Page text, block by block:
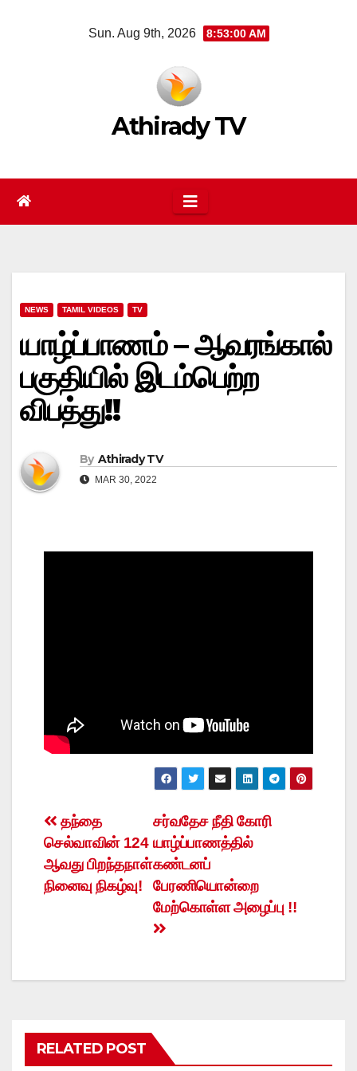
Sun. Aug 9th, 2026 8:53:01 AM
Athirady TV
NEWS TAMIL VIDEOS TV
யாழ்ப்பாணம் – ஆவரங்கால்
பகுதியில் இடம்பெற்ற
விபத்து!!
By Athirady TV
MAR 30, 2022
Post
navigation
சர்வதேச நீதி கோரி
யாழ்ப்பாணத்தில்
கண்டனப்
பேரணியொன்றை
மேற்கொள்ள அழைப்பு !!
தந்தை
செல்வாவின் 124
ஆவது பிறந்தநாள்
நினைவு நிகழ்வு!
RELATED POST